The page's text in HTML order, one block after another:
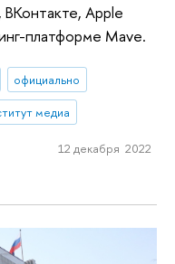
Apple
платформе Mave.
официально
медиа
12 декабря 2022